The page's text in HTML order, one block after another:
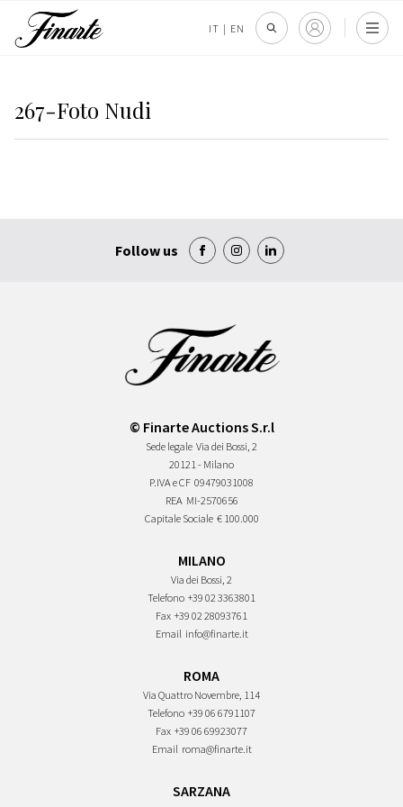
IT | EN
267-Foto Nudi
Follow us
© Finarte Auctions S.r.l
Sede legale Via dei Bossi, 2
20121 - Milano
P.IVA e CF 09479031008
REA MI-2570656
Capitale Sociale € 100.000
MILANO
Via dei Bossi, 2
Telefono +39 02 3363801
Fax +39 02 28093761
Email info@finarte.it
ROMA
Via Quattro Novembre, 114
Telefono +39 06 6791107
Fax +39 06 69923077
Email roma@finarte.it
SARZANA